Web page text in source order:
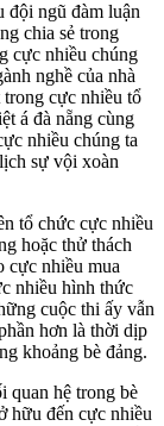
đội ngũ đàm luận
chia sẻ trong
cực nhiều chúng
nghề của nhà
cực nhiều tổ
á đà nẵng cùng
nhiều chúng ta
sự vội xoàn
tổ chức cực nhiều
hoặc thử thách
cực nhiều mua
nhiều hình thức
cuộc thi ấy vẫn
hơn là thời dịp
khoảng bè đảng.
quan hệ trong bè
hữu đến cực nhiều